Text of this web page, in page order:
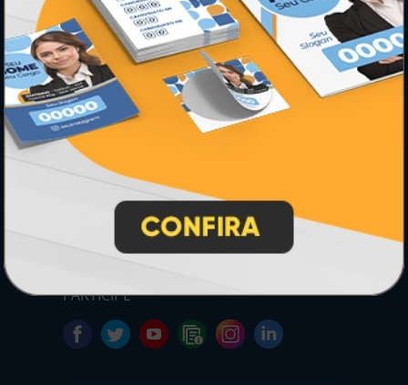
PAGUE COM
* Pagamento com cartão de crédito terá valor adicional.
** Pagamentos a prazo poderão ter acréscimo.
*** Nota fiscal sujeita a emissão de acordo com prestador de
serviço, conforme legislação pertinente.
PARTICIPE